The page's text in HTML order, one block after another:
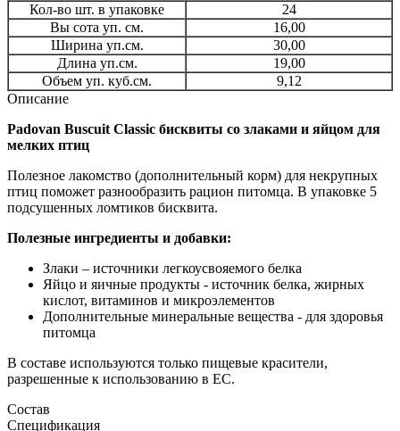
Кол-во шт. в упаковке
24
Вы сота уп. см.
16,00
Ширина уп.см.
30,00
Длина уп.см.
19,00
Объем уп. куб.см.
9,12
Описание
Padovan Buscuit Classic бисквиты со злаками и яйцом для
мелких птиц
Полезное лакомство (дополнительный корм) для некрупных
птиц поможет разнообразить рацион питомца. В упаковке 5
подсушенных ломтиков бисквита.
Полезные ингредиенты и добавки:
Злаки – источники легкоусвояемого белка
Яйцо и яичные продукты - источник белка, жирных
кислот, витаминов и микроэлементов
Дополнительные минеральные вещества - для здоровья
питомца
В составе используются только пищевые красители,
разрешенные к использованию в ЕС.
Состав
Спецификация